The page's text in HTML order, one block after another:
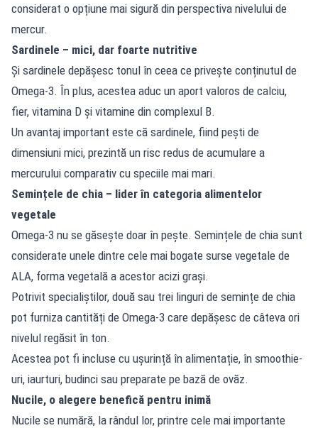
considerat o opțiune mai sigură din perspectiva nivelului de
mercur.
Sardinele – mici, dar foarte nutritive
Și sardinele depășesc tonul în ceea ce privește conținutul de
Omega-3. În plus, acestea aduc un aport valoros de calciu,
fier, vitamina D și vitamine din complexul B.
Un avantaj important este că sardinele, fiind pești de
dimensiuni mici, prezintă un risc redus de acumulare a
mercurului comparativ cu speciile mai mari.
Semințele de chia – lider în categoria alimentelor
vegetale
Omega-3 nu se găsește doar în pește. Semințele de chia sunt
considerate unele dintre cele mai bogate surse vegetale de
ALA, forma vegetală a acestor acizi grași.
Potrivit specialiștilor, două sau trei linguri de semințe de chia
pot furniza cantități de Omega-3 care depășesc de câteva ori
nivelul regăsit în ton.
Acestea pot fi incluse cu ușurință în alimentație, în smoothie-
uri, iaurturi, budinci sau preparate pe bază de ovăz.
Nucile, o alegere benefică pentru inimă
Nucile se numără, la rândul lor, printre cele mai importante